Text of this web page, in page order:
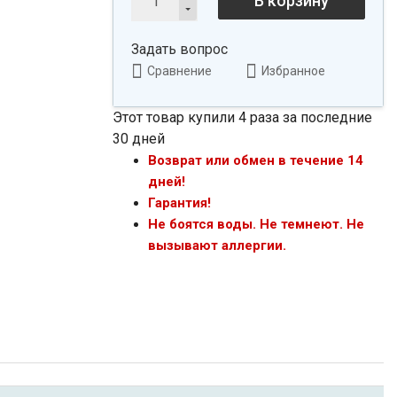
Задать вопрос
Сравнение Избранное
Этот товар купили 4 раза за последние
30 дней
Возврат или обмен в течение 14
дней!
Гарантия!
Не боятся воды. Не темнеют. Не
вызывают аллергии.